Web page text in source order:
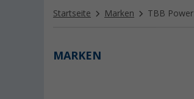
Startseite Marken TBB Power
MARKEN